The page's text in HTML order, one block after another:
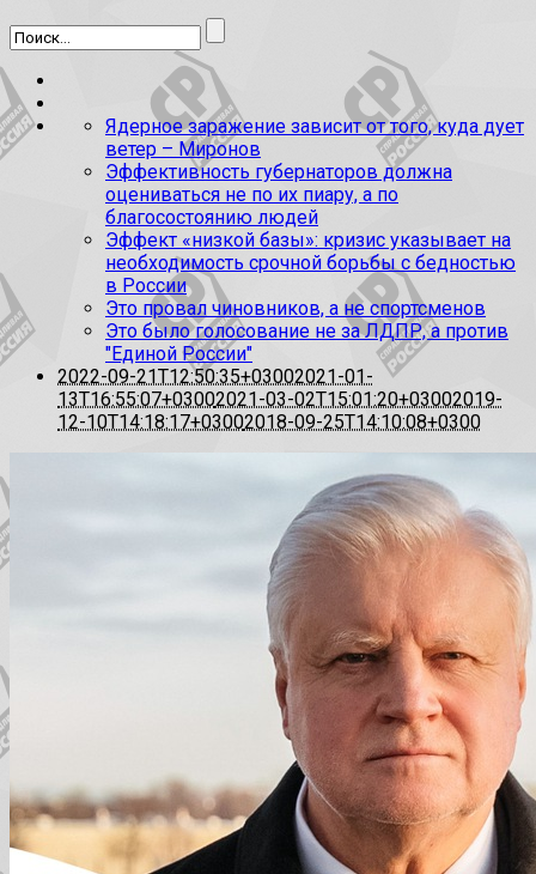
Ядерное заражение зависит от того, куда дует
ветер – Миронов
Эффективность губернаторов должна
оцениваться не по их пиару, а по
благосостоянию людей
Эффект «низкой базы»: кризис указывает на
необходимость срочной борьбы с бедностью
в России
Это провал чиновников, а не спортсменов
Это было голосование не за ЛДПР, а против
"Единой России"
2022-09-21T12:50:35+03002021-01-
13T16:55:07+03002021-03-02T15:01:20+03002019-
12-10T14:18:17+03002018-09-25T14:10:08+0300